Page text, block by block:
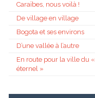
Caraïbes, nous voilà !
De village en village
Bogota et ses environs
D’une vallée à l’autre
En route pour la ville du
éternel »